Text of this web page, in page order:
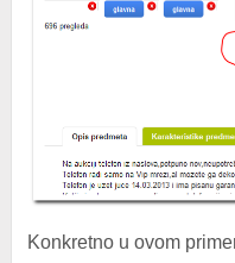
Konkretno u ovom